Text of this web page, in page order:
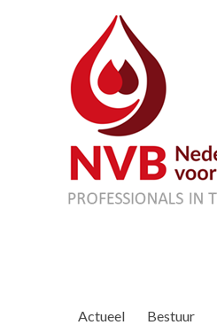
Actueel Bestuur